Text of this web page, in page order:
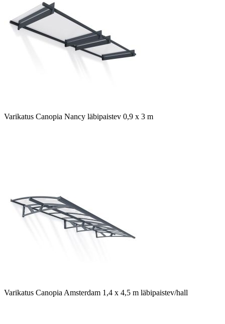
Varikatus Canopia Nancy läbipaistev 0,9 x 3 m
Varikatus Canopia Amsterdam 1,4 x 4,5 m läbipaistev/hall